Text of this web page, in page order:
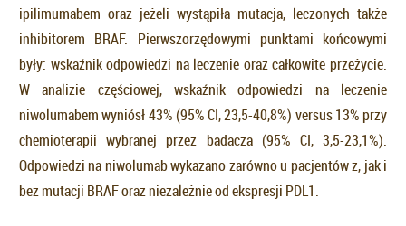
ipilimumabem oraz jeżeli wystąpiła mutacja, leczonych także
inhibitorem BRAF. Pierwszorzędowymi punktami końcowymi
były: wskaźnik odpowiedzi na leczenie oraz całkowite przeżycie.
W analizie częściowej, wskaźnik odpowiedzi na leczenie
niwolumabem wyniósł 43% (95% CI, 23,5-40,8%) versus 13% przy
chemioterapii wybranej przez badacza (95% CI, 3,5-23,1%).
Odpowiedzi na niwolumab wykazano zarówno u pacjentów z, jak i
bez mutacji BRAF oraz niezależnie od ekspresji PDL1.